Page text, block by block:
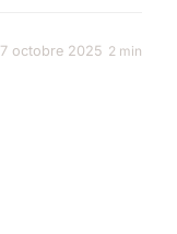
7 octobre 2025 2 min